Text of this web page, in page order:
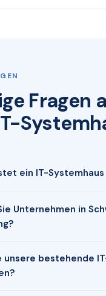
Fragen
ein IT-
Unternehmen in
unsere bestehende